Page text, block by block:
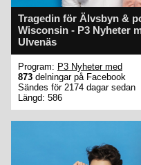
Tragedin för Älvsbyn &
Wisconsin - P3 Nyheter
Ulvenäs
Program: P3 Nyheter med
873 delningar på Facebook
Sändes för 2174 dagar sedan
Längd: 586